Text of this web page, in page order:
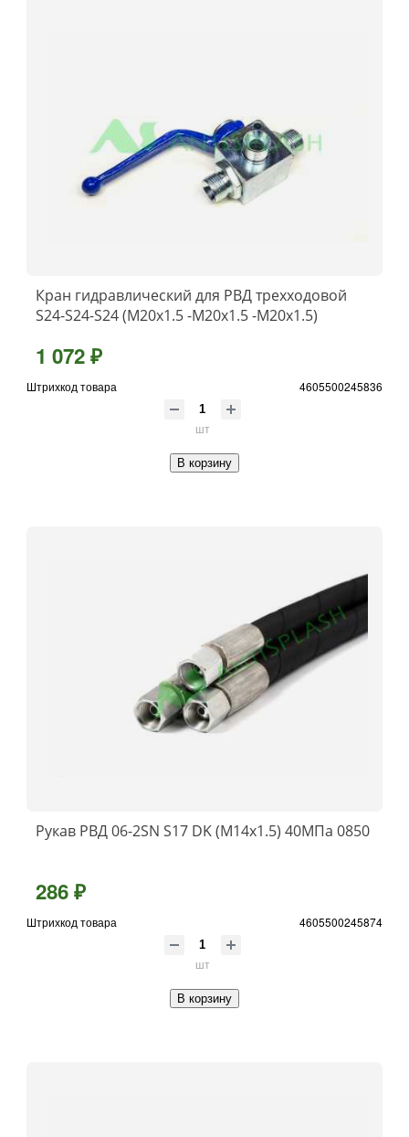
Кран гидравлический для РВД трехходовой
S24-S24-S24 (М20х1.5 -М20х1.5 -М20х1.5)
1 072 ₽
Штрихкод товара 4605500245836
шт
В корзину
Рукав РВД 06-2SN S17 DK (М14х1.5) 40МПа 0850
286 ₽
Штрихкод товара 4605500245874
шт
В корзину